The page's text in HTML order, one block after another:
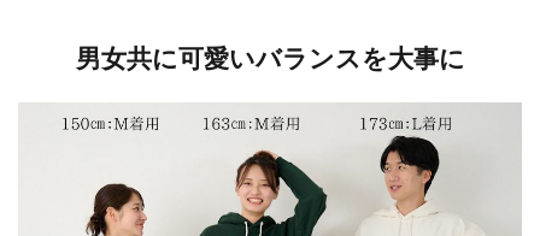
男女共に可愛いバランスを大事に